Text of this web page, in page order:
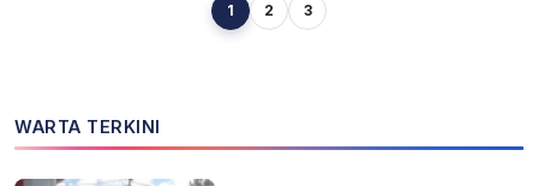
609 Personel Gabungan
1 2 3
WARTA TERKINI